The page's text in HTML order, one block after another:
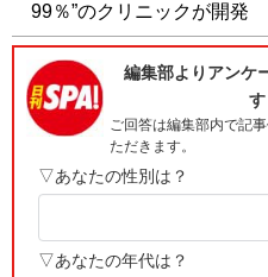
99％”のクリニックが開発